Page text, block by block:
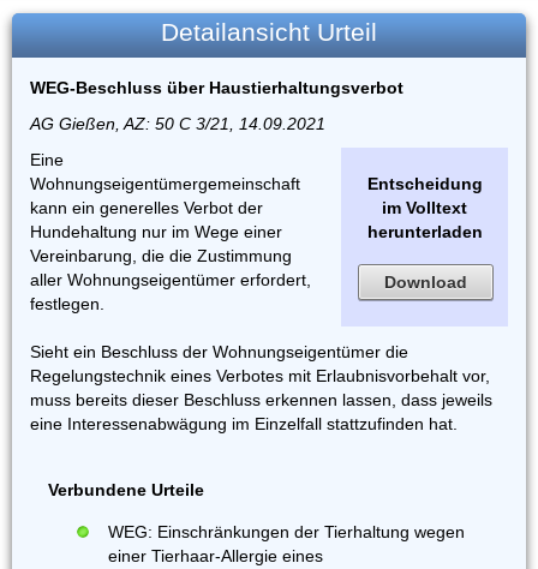
Detailansicht Urteil
WEG-Beschluss über Haustierhaltungsverbot
AG Gießen, AZ: 50 C 3/21, 14.09.2021
Entscheidung
im Volltext
herunterladen
Download
Eine
Wohnungseigentümergemeinschaft
kann ein generelles Verbot der
Hundehaltung nur im Wege einer
Vereinbarung, die die Zustimmung
aller Wohnungseigentümer erfordert,
festlegen.
Sieht ein Beschluss der Wohnungseigentümer die
Regelungstechnik eines Verbotes mit Erlaubnisvorbehalt vor,
muss bereits dieser Beschluss erkennen lassen, dass jeweils
eine Interessenabwägung im Einzelfall stattzufinden hat.
Verbundene Urteile
WEG: Einschränkungen der Tierhaltung wegen
einer Tierhaar-Allergie eines